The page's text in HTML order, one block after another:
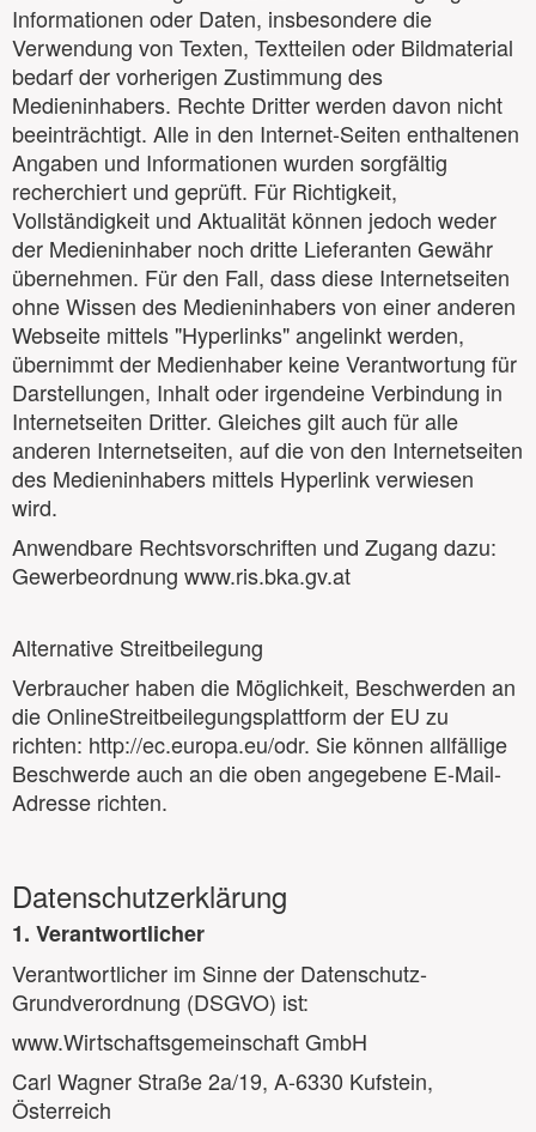
Informationen oder Daten, insbesondere die
Verwendung von Texten, Textteilen oder Bildmaterial
bedarf der vorherigen Zustimmung des
Medieninhabers. Rechte Dritter werden davon nicht
beeinträchtigt. Alle in den Internet-Seiten enthaltenen
Angaben und Informationen wurden sorgfältig
recherchiert und geprüft. Für Richtigkeit,
Vollständigkeit und Aktualität können jedoch weder
der Medieninhaber noch dritte Lieferanten Gewähr
übernehmen. Für den Fall, dass diese Internetseiten
ohne Wissen des Medieninhabers von einer anderen
Webseite mittels "Hyperlinks" angelinkt werden,
übernimmt der Medienhaber keine Verantwortung für
Darstellungen, Inhalt oder irgendeine Verbindung in
Internetseiten Dritter. Gleiches gilt auch für alle
anderen Internetseiten, auf die von den Internetseiten
des Medieninhabers mittels Hyperlink verwiesen
wird.
Anwendbare Rechtsvorschriften und Zugang dazu:
Gewerbeordnung www.ris.bka.gv.at
Alternative Streitbeilegung
Verbraucher haben die Möglichkeit, Beschwerden an
die OnlineStreitbeilegungsplattform der EU zu
richten: http://ec.europa.eu/odr. Sie können allfällige
Beschwerde auch an die oben angegebene E-Mail-
Adresse richten.
Datenschutzerklärung
1. Verantwortlicher
Verantwortlicher im Sinne der Datenschutz-
Grundverordnung (DSGVO) ist:
www.Wirtschaftsgemeinschaft GmbH
Carl Wagner Straße 2a/19, A-6330 Kufstein,
Österreich